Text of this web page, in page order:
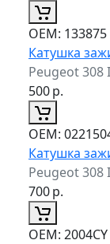
ОЕМ: 133875
Катушка
Peugeot 308
500р.
ОЕМ:
Катушка
Peugeot 308
700р.
ОЕМ: 2004CY